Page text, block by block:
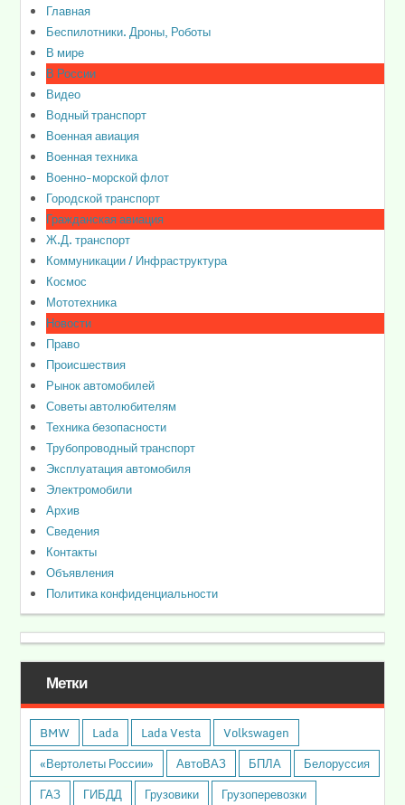
Главная
Беспилотники. Дроны, Роботы
В мире
В России
Видео
Водный транспорт
Военная авиация
Военная техника
Военно-морской флот
Городской транспорт
Гражданская авиация
Ж.Д. транспорт
Коммуникации / Инфраструктура
Космос
Мототехника
Новости
Право
Происшествия
Рынок автомобилей
Советы автолюбителям
Техника безопасности
Трубопроводный транспорт
Эксплуатация автомобиля
Электромобили
Архив
Сведения
Контакты
Объявления
Политика конфиденциальности
Метки
BMW Lada Lada Vesta
Volkswagen
«Вертолеты России»
АвтоВАЗ БПЛА
Белоруссия
ГАЗ
ГИБДД Грузовики
Грузоперевозки